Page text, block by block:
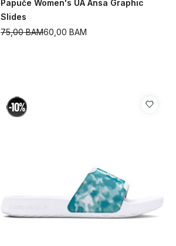
Papuče Women's UA Ansa Graphic
Slides
60,00 BAM
75,00BAM